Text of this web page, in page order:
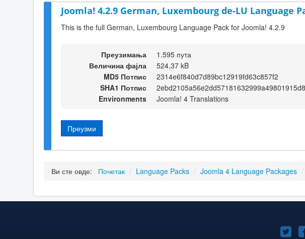
Joomla! 4.2.9 German, Luxembourg de-LU Language
This is the full German, Luxembourg Language Pack for Joomla! 4.2.9
Преузимања
1.595 пута
Величина фајла
524,37 kB
MD5 Потпис
2314e6f840d7d89bc12919fd63c857f2
SHA1 Потпис
Environments
Joomla! 4 Translations
Преузми
Ви сте овде: Почетак / Language Packs / Joomla 4 Language Packages /